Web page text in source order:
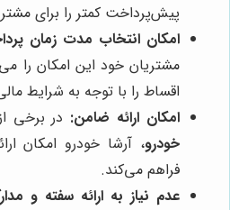
پیش‌پرداخت کمتر را برای
امکان انتخاب مدت زمان
مشتریان خود این امکان را
اقساط را با توجه به شرایط
امکان ارائه ضامن: در برخی
خودرو، آرشا خودرو امکان
فراهم می‌کند.
عدم نیاز به ارائه سفته و